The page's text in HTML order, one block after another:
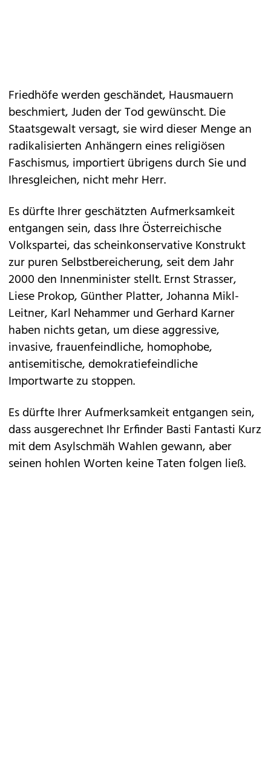
Friedhöfe werden geschändet, Hausmauern
beschmiert, Juden der Tod gewünscht. Die
Staatsgewalt versagt, sie wird dieser Menge an
radikalisierten Anhängern eines religiösen
Faschismus, importiert übrigens durch Sie und
Ihresgleichen, nicht mehr Herr.
Es dürfte Ihrer geschätzten Aufmerksamkeit
entgangen sein, dass Ihre Österreichische
Volkspartei, das scheinkonservative Konstrukt
zur puren Selbstbereicherung, seit dem Jahr
2000 den Innenminister stellt. Ernst Strasser,
Liese Prokop, Günther Platter, Johanna Mikl-
Leitner, Karl Nehammer und Gerhard Karner
haben nichts getan, um diese aggressive,
invasive, frauenfeindliche, homophobe,
antisemitische, demokratiefeindliche
Importwarte zu stoppen.
Es dürfte Ihrer Aufmerksamkeit entgangen sein,
dass ausgerechnet Ihr Erfinder Basti Fantasti Kurz
mit dem Asylschmäh Wahlen gewann, aber
seinen hohlen Worten keine Taten folgen ließ.